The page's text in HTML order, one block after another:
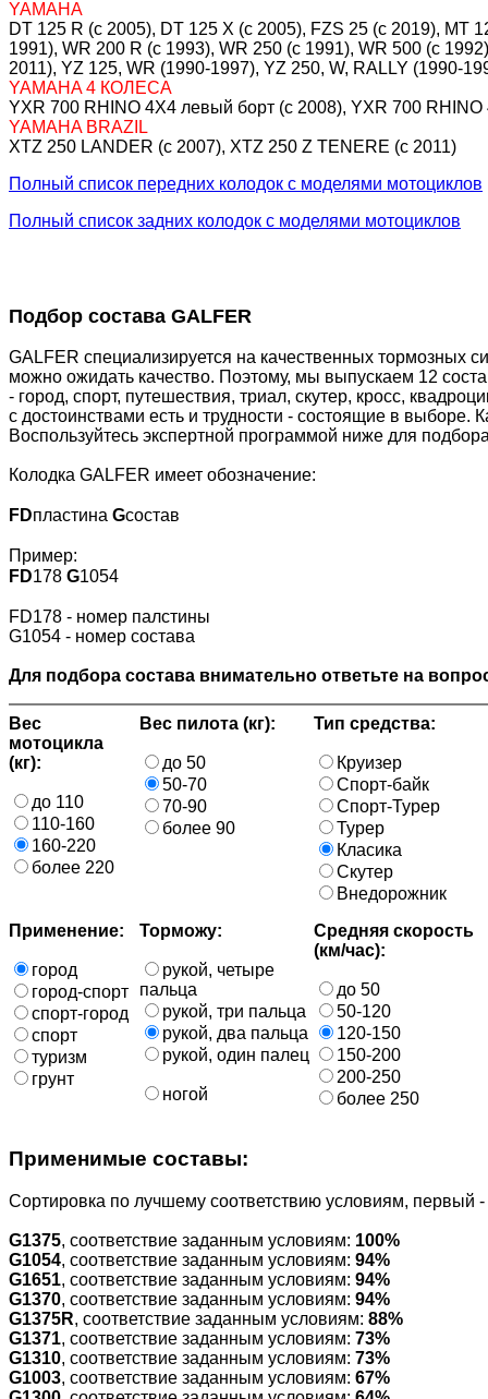
YAMAHA
DT 125 R (c 2005), DT 125 X (c 2005), FZS 25 (c 2019), MT
1991), WR 200 R (c 1993), WR 250 (c 1991), WR 500 (c
2011), YZ 125, WR (1990-1997), YZ 250, W, RALLY (1990-
YAMAHA 4 КОЛЕСА
YXR 700 RHINO 4X4 левый борт (c 2008), YXR 700
YAMAHA BRAZIL
XTZ 250 LANDER (c 2007), XTZ 250 Z TENERE (c 2011)
Полный список передних колодок с моделями мотоциклов
Полный список задних колодок с моделями мотоциклов
Подбор состава GALFER
GALFER специализируется на качественных тормозных
можно ожидать качество. Поэтому, мы выпускаем 12
- город, спорт, путешествия, триал, скутер, кросс,
с достоинствами есть и трудности - состоящие в выборе.
Воспользуйтесь экспертной программой ниже для
Колодка GALFER имеет обозначение:
FDпластина Gсостав
Пример:
FD178 G1054
FD178 - номер палстины
G1054 - номер состава
Для подбора состава внимательно ответьте на
Вес
мотоцикла
(кг):
до 110
110-160
160-220
более 220
Вес пилота (кг):
до 50
50-70
70-90
более 90
Тип средства:
Круизер
Спорт-байк
Спорт-Турер
Турер
Класика
Скутер
Внедорожник
Применение:
город
город-спорт
спорт-город
спорт
туризм
грунт
Торможу:
рукой, четыре
пальца
рукой, три пальца
рукой, два пальца
рукой, один палец
ногой
Средняя скорость
(км/час):
до 50
50-120
120-150
150-200
200-250
более 250
Применимые составы:
Cортировка по лучшему соответствию условиям, первый
G1375, соответствие заданным условиям: 100%
G1054, соответствие заданным условиям: 94%
G1651, соответствие заданным условиям: 94%
G1370, соответствие заданным условиям: 94%
G1375R, соответствие заданным условиям: 88%
G1371, соответствие заданным условиям: 73%
G1310, соответствие заданным условиям: 73%
G1003, соответствие заданным условиям: 67%